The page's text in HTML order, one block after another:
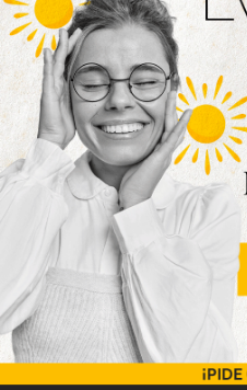
favor de la Asociación
para, a las 20:00 horas,
con churros para dar por
Nueva
disponible
Hazte ya con la
la revista Tordesillas al
imagen para verla